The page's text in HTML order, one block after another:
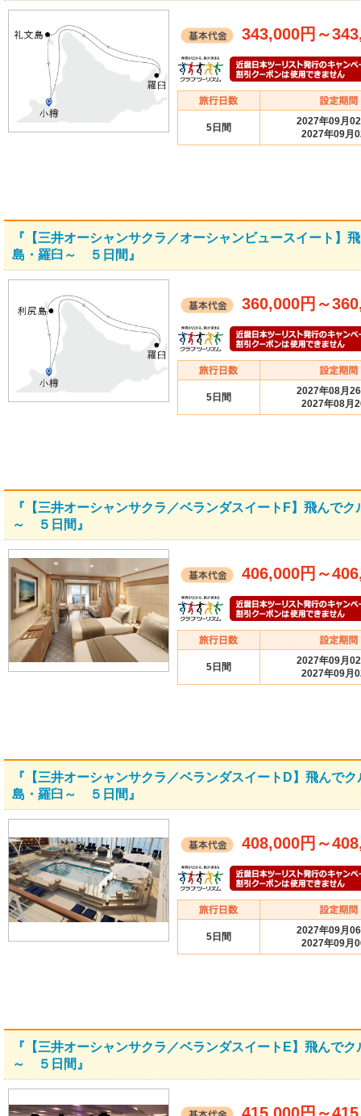
343,000円 ～
5日間
2027年09月
2027年09月
『【三井オーシャンサクラ／オーシャンビュースイート】
島・羅臼～ ５日間』
360,000円 ～
5日間
2027年08月
2027年08月
『【三井オーシャンサクラ／ベランダスイートF】飛んで
～ ５日間』
406,000円 ～
5日間
2027年09月
2027年09月
『【三井オーシャンサクラ／ベランダスイートD】飛んで
島・羅臼～ ５日間』
408,000円 ～
5日間
2027年09月
2027年09月
『【三井オーシャンサクラ／ベランダスイートE】飛んで
～ ５日間』